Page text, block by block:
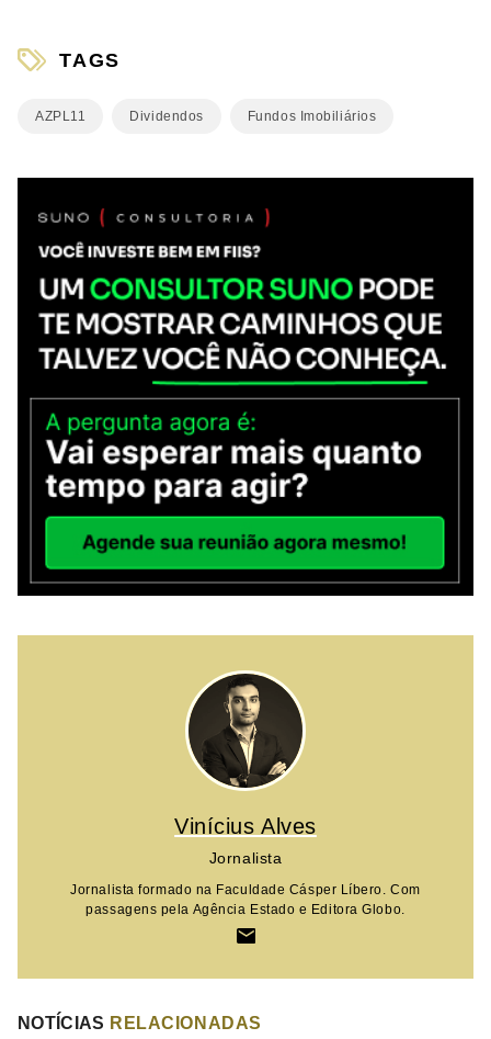
TAGS
AZPL11 Dividendos Fundos Imobiliários
Vinícius Alves
Jornalista
Jornalista formado na Faculdade Cásper Líbero. Com
passagens pela Agência Estado e Editora Globo.
NOTÍCIAS RELACIONADAS